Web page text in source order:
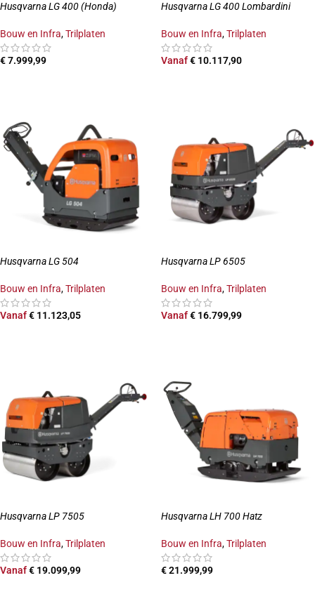
Husqvarna LG 400 (Honda)
Bouw en Infra,Trilplaten
€7.999,99
Husqvarna LG 400 Lombardini
Bouw en Infra,Trilplaten
Vanaf€ 10.117,90
Husqvarna LG 504
Bouw en Infra,Trilplaten
Vanaf€ 11.123,05
Husqvarna LP 6505
Bouw en Infra,Trilplaten
Vanaf€ 16.799,99
Husqvarna LP 7505
Bouw en Infra,Trilplaten
Vanaf€ 19.099,99
Husqvarna LH 700 Hatz
Bouw en Infra,Trilplaten
€21.999,99